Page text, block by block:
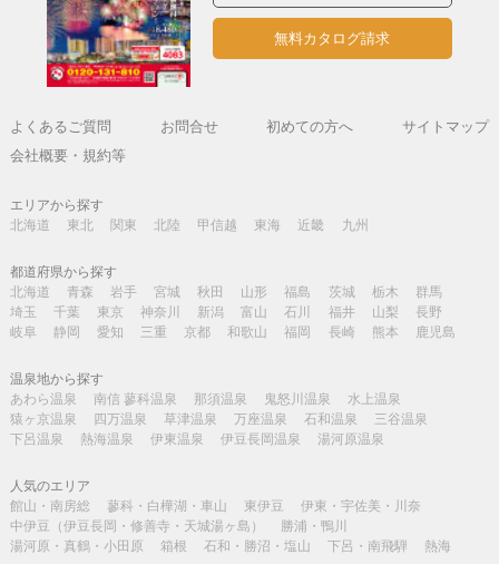
無料カタログ請求
よくあるご質問 お問合せ 初めての方へ
サイトマップ
会社概要・規約等
エリアから探す
北海道
東北 関東 北陸 甲信越 東海 近畿 九州
都道府県から探す
北海道
青森 岩手 宮城 秋田 山形 福島 茨城 栃木
群馬
埼玉
千葉 東京 神奈川 新潟 富山 石川 福井 山梨
長野
岐阜
静岡 愛知 三重 京都 和歌山 福岡 長崎 熊本 鹿児島
温泉地から探す
あわら温泉
南信 蓼科温泉 那須温泉 鬼怒川温泉
水上温泉
猿ヶ京温泉
四万温泉 草津温泉 万座温泉 石和温泉
三谷温泉
下呂温泉
熱海温泉 伊東温泉 伊豆長岡温泉 湯河原温泉
人気のエリア
館山・南房総
蓼科・白樺湖・車山 東伊豆
伊東・宇佐美・川奈
中伊豆（伊豆長岡・修善寺・天城湯ヶ島）
勝浦・鴨川
湯河原・真鶴・小田原
箱根 石和・勝沼・塩山 下呂・南飛騨 熱海